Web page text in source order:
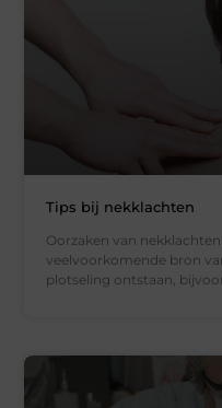
Tips bij nekklachten
Oorzaken van
veelvoorkomende bron
plotseling ontstaan,